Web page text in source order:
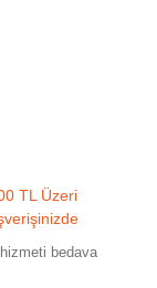
TL Üzeri
bedava